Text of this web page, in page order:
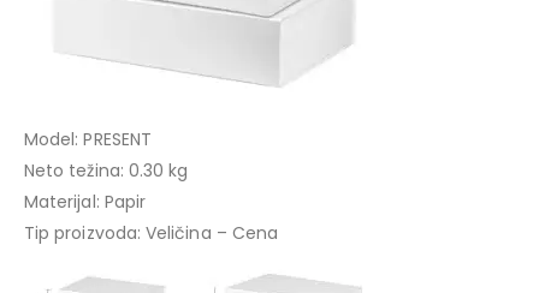
Model: PRESENT
Neto težina: 0.30 kg
Materijal: Papir
Tip proizvoda: Veličina – Cena